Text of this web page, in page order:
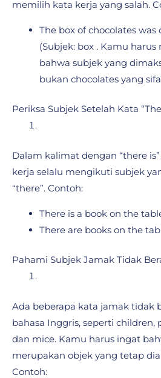
memilih kata kerja yang salah.
The box of chocolates was
(Subjek: box . Kamu
bahwa subjek yang
bukan chocolates yang
Periksa Subjek Setelah Kata
Dalam kalimat dengan “there
kerja selalu mengikuti subjek
“there”. Contoh:
There is a book on the
There are books on the
Pahami Subjek Jamak Tidak
Ada beberapa kata jamak tidak
bahasa Inggris, seperti children,
dan mice. Kamu harus ingat
merupakan objek yang tetap
Contoh: